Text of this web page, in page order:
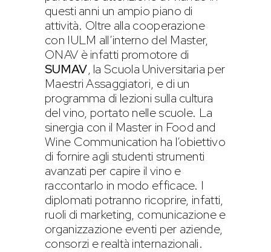
questi anni un ampio piano di
attività. Oltre alla cooperazione
con IULM all’interno del Master,
ONAV è infatti promotore di
SUMAV, la Scuola Universitaria per
Maestri Assaggiatori, e di un
programma di lezioni sulla cultura
del vino, portato nelle scuole. La
sinergia con il Master in Food and
Wine Communication ha l’obiettivo
di fornire agli studenti strumenti
avanzati per capire il vino e
raccontarlo in modo efficace. I
diplomati potranno ricoprire, infatti,
ruoli di marketing, comunicazione e
organizzazione eventi per aziende,
consorzi e realtà internazionali.